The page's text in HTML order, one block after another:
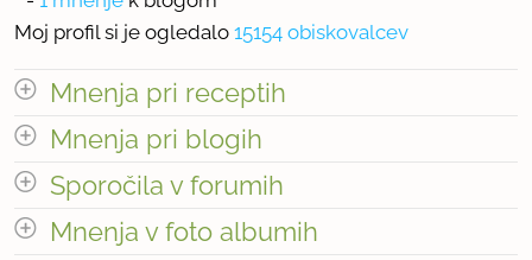
Moj profil si je ogledalo 15154 obiskovalcev
Mnenja pri receptih
odpri vse
« prejšnja 1 34 naslednja Â»
Mnenja pri blogih
odpri vse
Število mnenj pri blogih: 1
Sporočila v forumih
odpri vse
Mnenja v foto albumih